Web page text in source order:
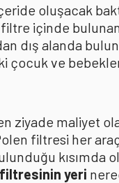
oluşacak
filtre içinde
dış alanda
çocuk ve
ziyade maliyet
filtresi her
kısımda
yeri